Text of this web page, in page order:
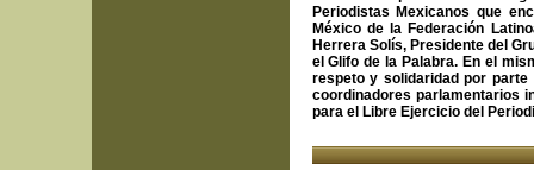
Periodistas Mexicanos que
México de la Federación
Herrera Solís, Presidente del
el Glifo de la Palabra. En el
respeto y solidaridad por parte
coordinadores parlamentarios
para el Libre Ejercicio del